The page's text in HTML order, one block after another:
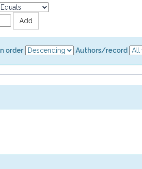
In order Authors/record